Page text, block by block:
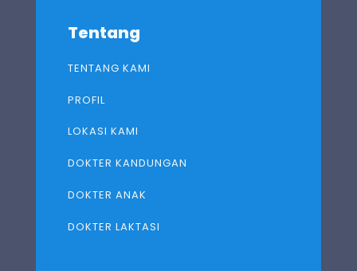
Tentang
TENTANG KAMI
PROFIL
LOKASI KAMI
DOKTER KANDUNGAN
DOKTER ANAK
DOKTER LAKTASI